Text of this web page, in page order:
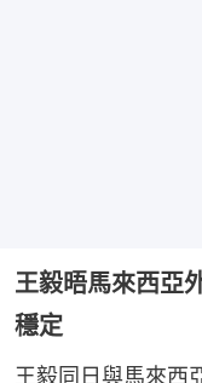
王毅晤馬來西亞
穩定
王毅同日與馬來西